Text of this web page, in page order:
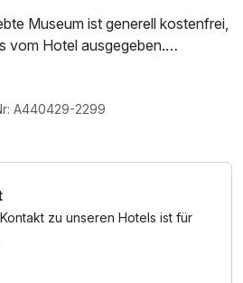
Museum ist generell kostenfrei,
vom Hotel ausgegeben.
bis Sonntag: 10:00 - 17:00 Uhr /
Feiertagen geschlossen.
Nutzung des Fitnessbereichs, W-
A440429-2299
zu unseren Hotels ist für